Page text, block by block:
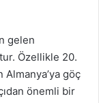
gelen
Özellikle 20.
Almanya’ya göç
önemli bir